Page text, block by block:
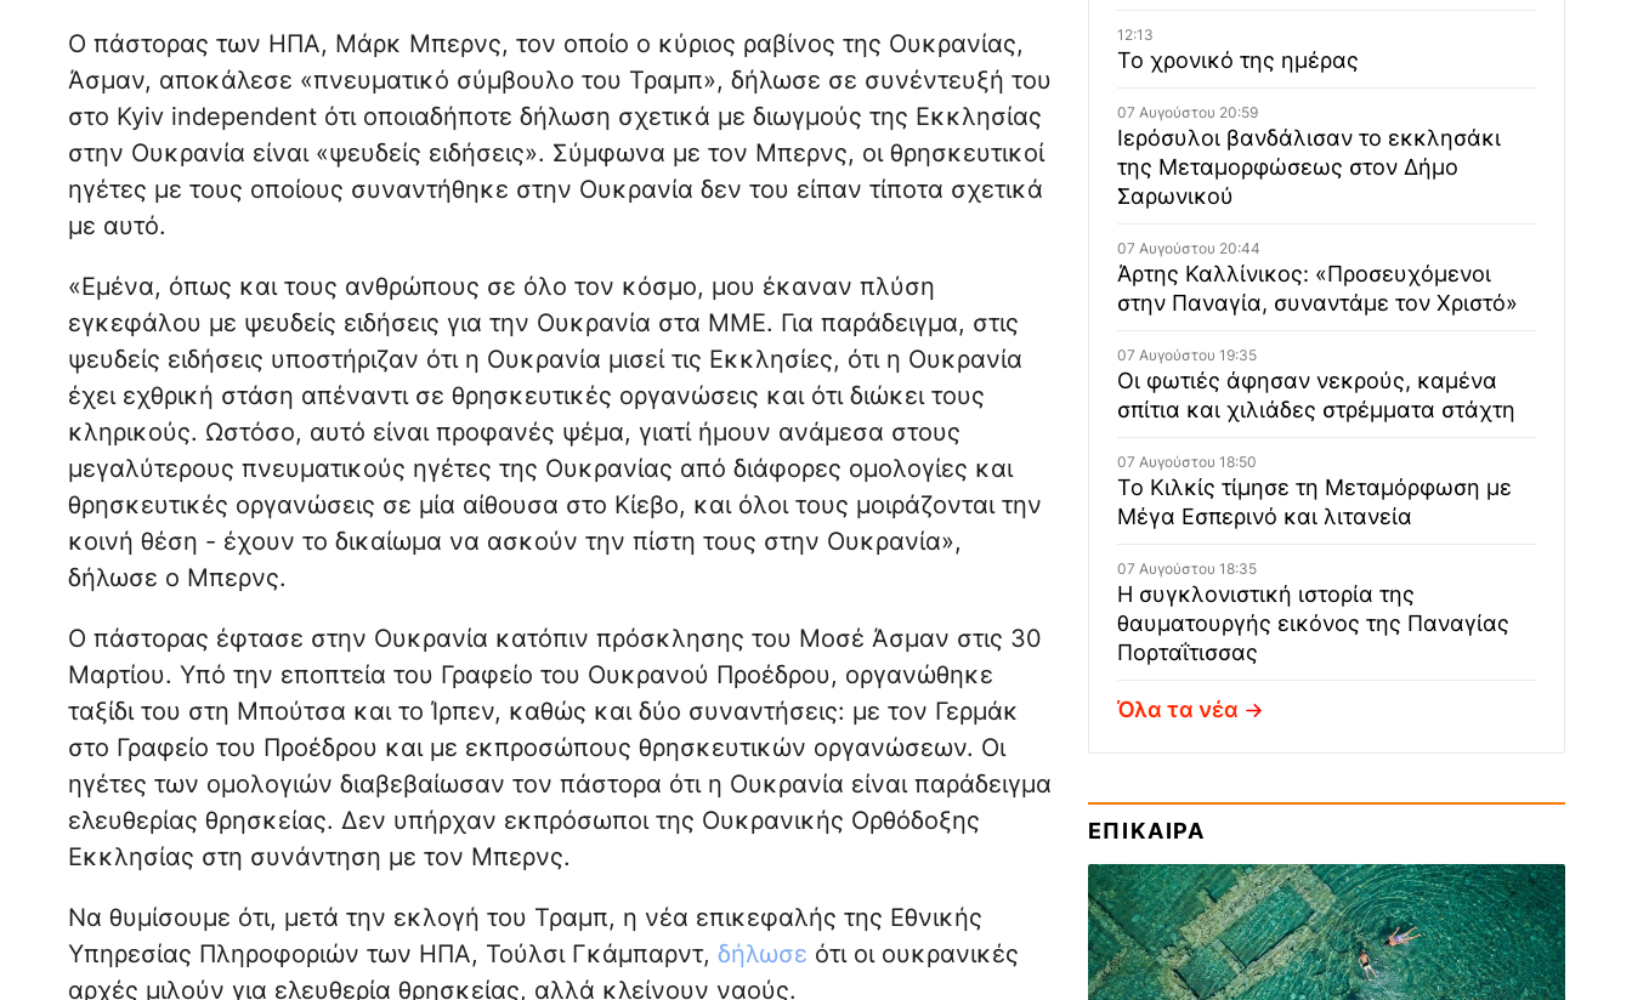
Ο πάστορας των ΗΠΑ, Μάρκ Μπερνς, τον οποίο ο κύριος ραβίνος της Ουκρανίας,
Άσμαν, αποκάλεσε «πνευματικό σύμβουλο του Τραμπ», δήλωσε σε συνέντευξή του
στο Kyiv independent ότι οποιαδήποτε δήλωση σχετικά με διωγμούς της Εκκλησίας
στην Ουκρανία είναι «ψευδείς ειδήσεις». Σύμφωνα με τον Μπερνς, οι θρησκευτικοί
ηγέτες με τους οποίους συναντήθηκε στην Ουκρανία δεν του είπαν τίποτα σχετικά
με αυτό.
«Εμένα, όπως και τους ανθρώπους σε όλο τον κόσμο, μου έκαναν πλύση
εγκεφάλου με ψευδείς ειδήσεις για την Ουκρανία στα ΜΜΕ. Για παράδειγμα, στις
ψευδείς ειδήσεις υποστήριζαν ότι η Ουκρανία μισεί τις Εκκλησίες, ότι η Ουκρανία
έχει εχθρική στάση απέναντι σε θρησκευτικές οργανώσεις και ότι διώκει τους
κληρικούς. Ωστόσο, αυτό είναι προφανές ψέμα, γιατί ήμουν ανάμεσα στους
μεγαλύτερους πνευματικούς ηγέτες της Ουκρανίας από διάφορες ομολογίες και
θρησκευτικές οργανώσεις σε μία αίθουσα στο Κίεβο, και όλοι τους μοιράζονται την
κοινή θέση - έχουν το δικαίωμα να ασκούν την πίστη τους στην Ουκρανία»,
δήλωσε ο Μπερνς.
Ο πάστορας έφτασε στην Ουκρανία κατόπιν πρόσκλησης του Μοσέ Άσμαν στις 30
Μαρτίου. Υπό την εποπτεία του Γραφείο του Ουκρανού Προέδρου, οργανώθηκε
ταξίδι του στη Μπούτσα και το Ίρπεν, καθώς και δύο συναντήσεις: με τον Γερμάκ
στο Γραφείο του Προέδρου και με εκπροσώπους θρησκευτικών οργανώσεων. Οι
ηγέτες των ομολογιών διαβεβαίωσαν τον πάστορα ότι η Ουκρανία είναι παράδειγμα
ελευθερίας θρησκείας. Δεν υπήρχαν εκπρόσωποι της Ουκρανικής Ορθόδοξης
Εκκλησίας στη συνάντηση με τον Μπερνς.
Να θυμίσουμε ότι, μετά την εκλογή του Τραμπ, η νέα επικεφαλής της Εθνικής
Υπηρεσίας Πληροφοριών των ΗΠΑ, Τούλσι Γκάμπαρντ, δήλωσε ότι οι ουκρανικές
αρχές μιλούν για ελευθερία θρησκείας, αλλά κλείνουν ναούς.
12:13
Το χρονικό της ημέρας
07 Αυγούστου 20:59
Ιερόσυλοι βανδάλισαν το εκκλησάκι
της Μεταμορφώσεως στον Δήμο
Σαρωνικού
07 Αυγούστου 20:44
Άρτης Καλλίνικος: «Προσευχόμενοι
στην Παναγία, συναντάμε τον Χριστό»
07 Αυγούστου 19:35
Οι φωτιές άφησαν νεκρούς, καμένα
σπίτια και χιλιάδες στρέμματα στάχτη
07 Αυγούστου 18:50
Το Κιλκίς τίμησε τη Μεταμόρφωση με
Μέγα Εσπερινό και λιτανεία
07 Αυγούστου 18:35
Η συγκλονιστική ιστορία της
θαυματουργής εικόνος της Παναγίας
Πορταΐτισσας
Όλα τα νέα
ΕΠΙΚΑΙΡΑ